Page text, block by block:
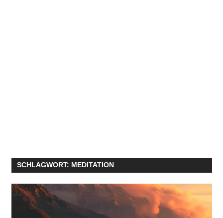
SCHLAGWORT: MEDITATION